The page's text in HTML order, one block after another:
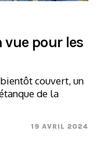
pour les
couvert, un
de la
19 AVRIL 2024